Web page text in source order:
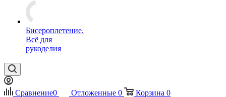
Бисероплетение.
Всё для
рукоделия
Сравнение0 Отложенные 0 Корзина 0